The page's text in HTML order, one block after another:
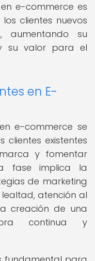
e-commerce es
clientes nuevos
aumentando su
su valor para el
en E-
e-commerce se
existentes
y fomentar
fase implica la
de marketing
atención al
creación de una
continua y